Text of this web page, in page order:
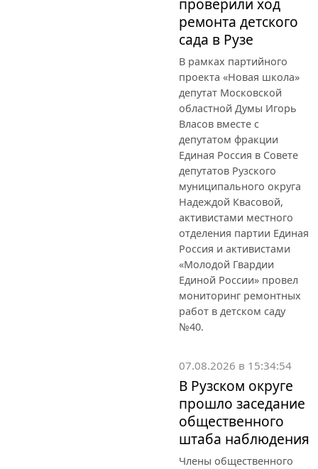
ремонта детского
сада в Рузе
В рамках партийного
проекта «Новая школа»
депутат Московской
областной Думы Игорь
Власов вместе с
депутатом фракции
Единая Россия в Совете
депутатов Рузского
муниципального округа
Надеждой Квасовой,
активистами местного
отделения партии Единая
Россия и активистами
«Молодой Гвардии
Единой России» провел
мониторинг ремонтных
работ в детском саду
№40.
07.08.2026 в 15:34:54
В Рузском округе
прошло заседание
общественного
штаба наблюдения
Члены общественного